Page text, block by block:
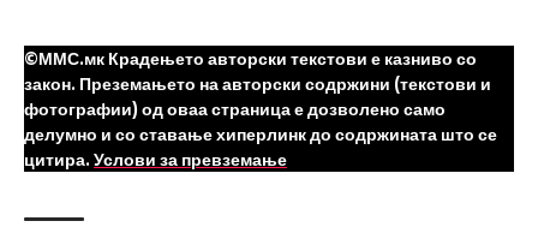
©ММС.мк Крадењето авторски текстови е казниво со
закон. Преземањето на авторски содржини (текстови и
фотографии) од оваа страница е дозволено само
делумно и со ставање хиперлинк до содржината што се
цитира. Услови за превземање